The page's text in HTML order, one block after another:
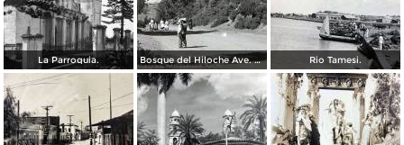
La Parroquia. Bosque del Hiloche Ave. del Hipodromo. Rio Tamesi.